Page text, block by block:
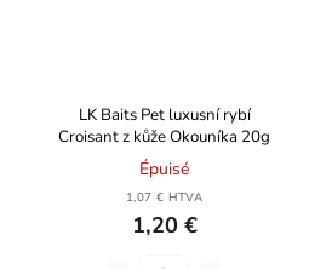
LK Baits Pet luxusní rybí
Croisant z kůže Okouníka 20g
Épuisé
1,07 € HTVA
1,20 €